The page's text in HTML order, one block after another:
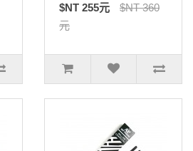
$NT 255元
$NT 360
元